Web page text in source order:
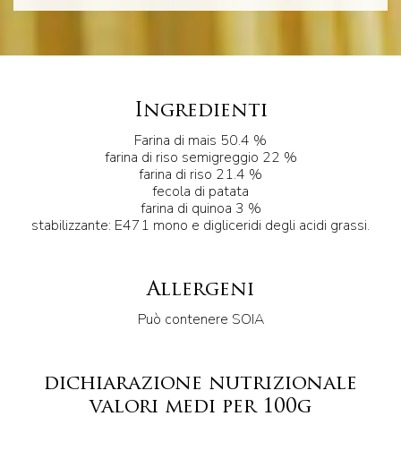
Ingredienti
Farina di mais 50.4 %
farina di riso semigreggio 22 %
farina di riso 21.4 %
fecola di patata
farina di quinoa 3 %
stabilizzante: E471 mono e digliceridi degli acidi grassi.
Allergeni
Può contenere SOIA
dichiarazione nutrizionale
valori medi per 100g